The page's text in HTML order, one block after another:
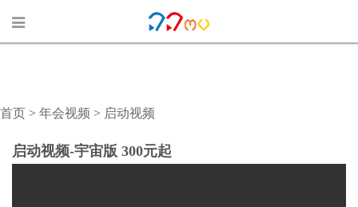
首页 > 年会视频 > 启动视频
启动视频-宇宙版 300元起